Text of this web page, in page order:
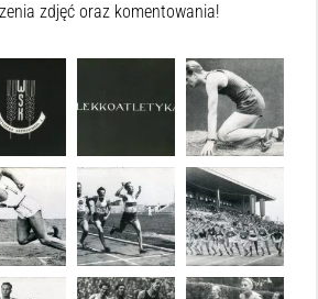
zdjęć oraz komentowania!